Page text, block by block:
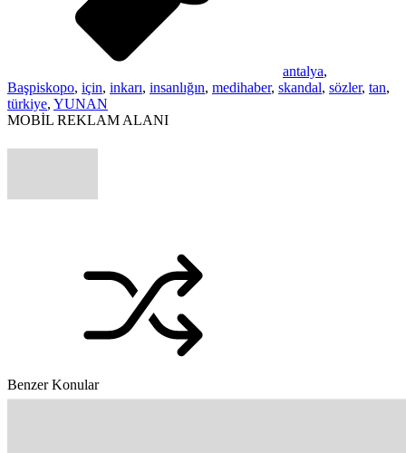
antalya,
Başpiskopo, için, inkarı, insanlığın, medihaber, skandal, sözler, tan,
türkiye, YUNAN
MOBİL REKLAM ALANI
Benzer Konular